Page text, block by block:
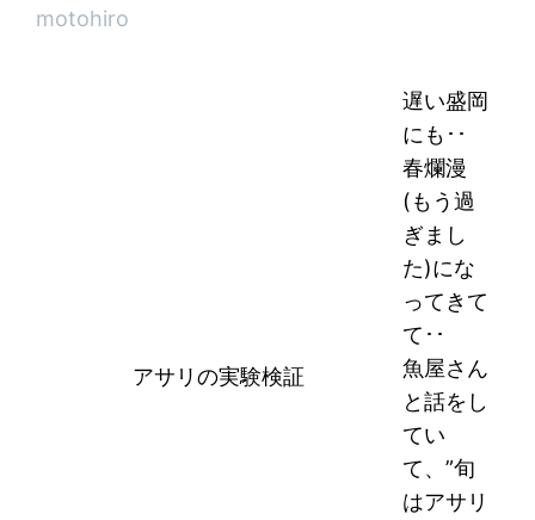
motohiro
アサリの実験検証
遅い盛岡
にも･･
春爛漫
(もう過
ぎまし
た)にな
ってきて
て･･
魚屋さん
と話をし
てい
て、”旬
はアサリ